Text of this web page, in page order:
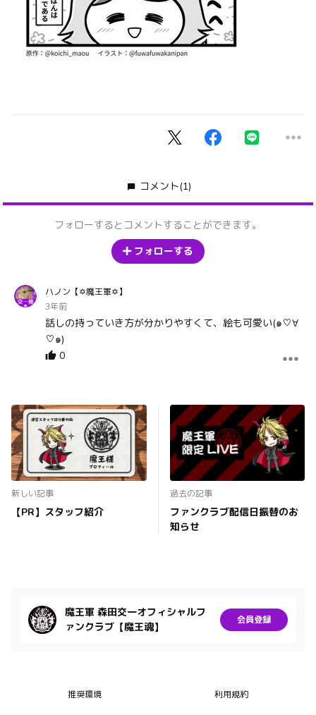
コメント(1)
フォローするとコメントすることができます。
フォローする
ハノン【✡魔王軍✡】
3年前
話しの持っていき方が分かりやすくて、絵も可愛い(๑♡∀
♡๑)
0
新しい記事
【PR】スタッフ紹介
過去の記事
ファンクラブ配信日振替のお
知らせ
魔王軍 森田交一オフィシャルフ
ァンクラブ【魔王魂】
会員登録
推奨環境 利用規約